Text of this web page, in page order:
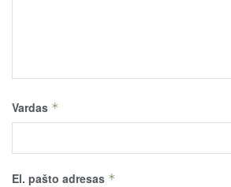
Vardas *
El. pašto adresas *